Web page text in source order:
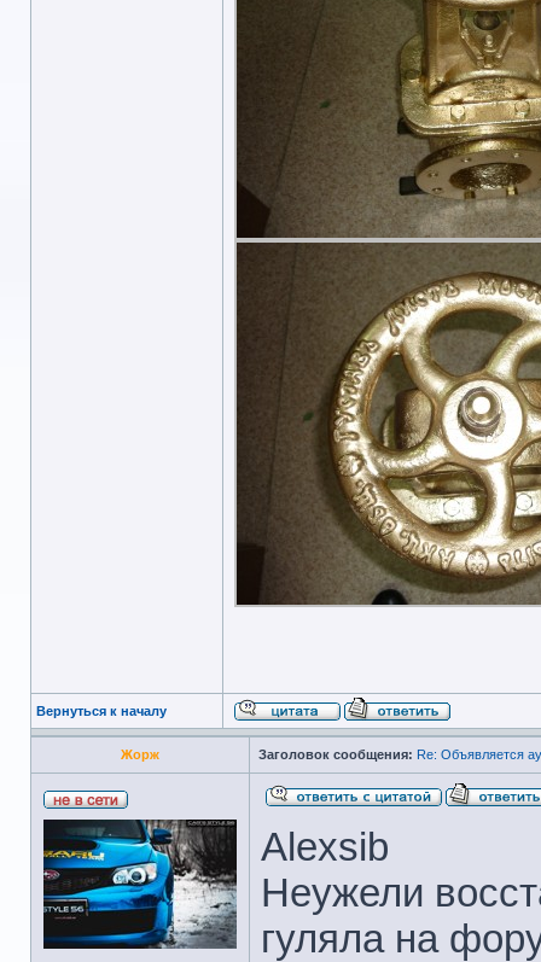
Вернуться к началу
Жорж Заголовок сообщения: Re: Объявляется
Alexsib
Неужели
гуляла на